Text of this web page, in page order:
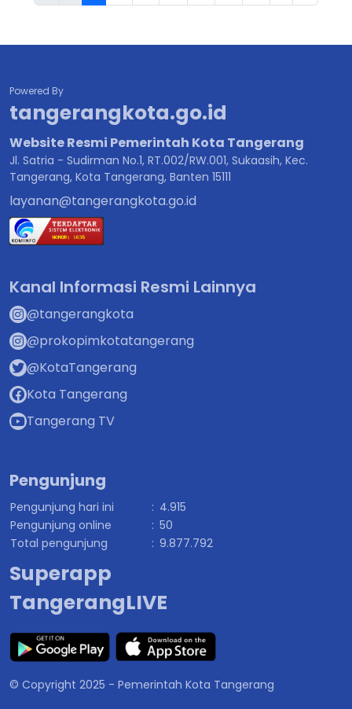
Powered By
tangerangkota.go.id
Website Resmi Pemerintah Kota Tangerang
Jl. Satria - Sudirman No.1, RT.002/RW.001, Sukaasih, Kec.
Tangerang, Kota Tangerang, Banten 15111
layanan@tangerangkota.go.id
Kanal Informasi Resmi Lainnya
@tangerangkota
@prokopimkotatangerang
@KotaTangerang
Kota Tangerang
Tangerang TV
Pengunjung
Pengunjung hari ini : 4.915
Pengunjung online
: 50
Total pengunjung
: 9.877.792
Superapp
TangerangLIVE
© Copyright 2025 - Pemerintah Kota Tangerang